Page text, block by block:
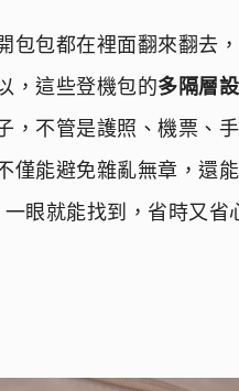
包包都在裡面翻來翻去
，這些登機包的多隔層
，不管是護照、機票、
僅能避免雜亂無章，還
眼就能找到，省時又省